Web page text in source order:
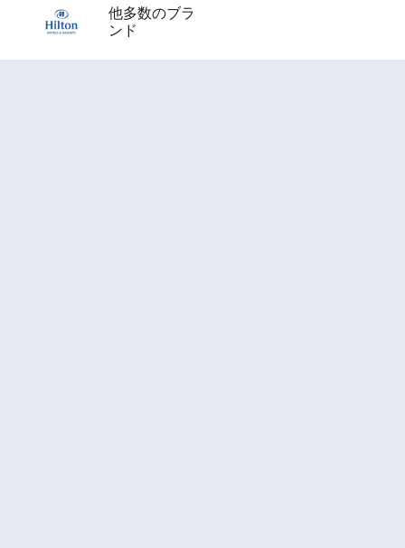
他多数のブラ
ンド